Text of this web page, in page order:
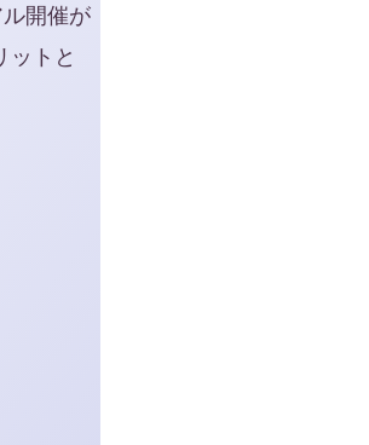
開催が
ットと